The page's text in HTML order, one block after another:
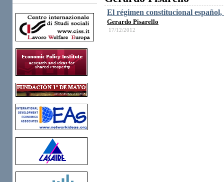
El régimen constitucional
Gerardo Pisarello
17/12/2012